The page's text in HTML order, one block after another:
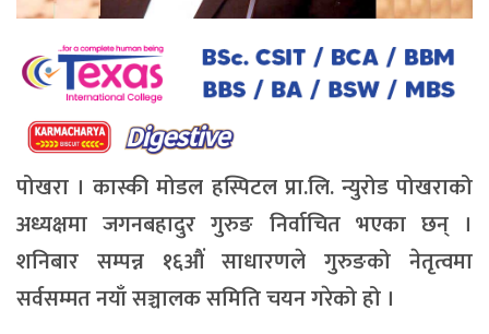
पोखरा । कास्की मोडल हस्पिटल प्रा.लि. न्युरोड पोखराको
अध्यक्षमा जगनबहादुर गुरुङ निर्वाचित भएका छन् ।
शनिबार सम्पन्न १६औं साधारणले गुरुङको नेतृत्वमा
सर्वसम्मत नयाँ सञ्चालक समिति चयन गरेको हो ।